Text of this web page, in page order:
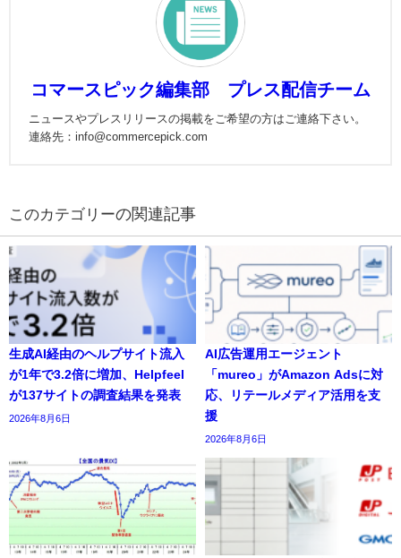
コマースピック編集部 プレス配信チーム
ニュースやプレスリリースの掲載をご希望の方はご連絡下さい。
連絡先：info@commercepick.com
の関連記事
生成AI経由のヘルプサイト流入
が1年で3.2倍に増加、Helpfeel
が137サイトの調査結果を発表
2026年8月6日
AI広告運用エージェント
「mureo」がAmazon Adsに対
応、リテールメディア活用を支
援
2026年8月6日